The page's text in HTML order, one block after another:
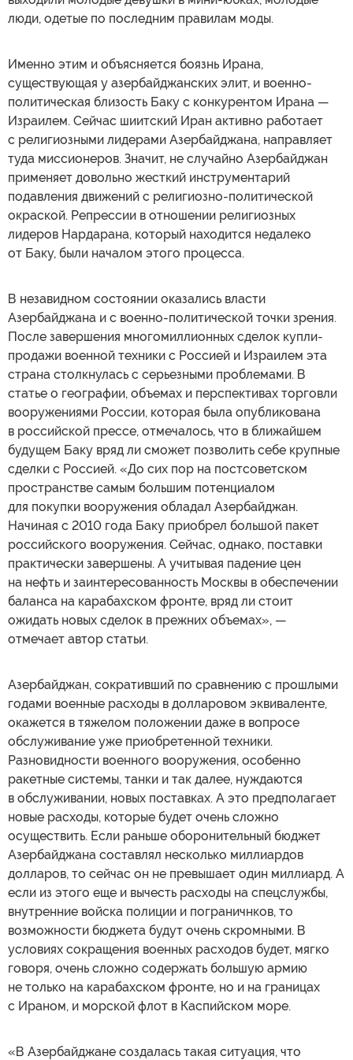
люди, одетые по последним правилам моды.
Именно этим и объясняется боязнь Ирана,
существующая у азербайджанских элит, и военно-
политическая близость Баку с конкурентом Ирана —
Израилем. Сейчас шиитский Иран активно работает
с религиозными лидерами Азербайджана, направляет
туда миссионеров. Значит, не случайно Азербайджан
применяет довольно жесткий инструментарий
подавления движений с религиозно-политической
окраской. Репрессии в отношении религиозных
лидеров Нардарана, который находится недалеко
от Баку, были началом этого процесса.
В незавидном состоянии оказались власти
Азербайджана и с военно-политической точки зрения.
После завершения многомиллионных сделок купли-
продажи военной техники с Россией и Израилем эта
страна столкнулась с серьезными проблемами. В
статье о географии, объемах и перспективах торговли
вооружениями России, которая была опубликована
в российской прессе, отмечалось, что в ближайшем
будущем Баку вряд ли сможет позволить себе крупные
сделки с Россией. «До сих пор на постсоветском
пространстве самым большим потенциалом
для покупки вооружения обладал Азербайджан.
Начиная с 2010 года Баку приобрел большой пакет
российского вооружения. Сейчас, однако, поставки
практически завершены. А учитывая падение цен
на нефть и заинтересованность Москвы в обеспечении
баланса на карабахском фронте, вряд ли стоит
ожидать новых сделок в прежних объемах», —
отмечает автор статьи.
Азербайджан, сокративший по сравнению с прошлыми
годами военные расходы в долларовом эквиваленте,
окажется в тяжелом положении даже в вопросе
обслуживание уже приобретенной техники.
Разновидности военного вооружения, особенно
ракетные системы, танки и так далее, нуждаются
в обслуживании, новых поставках. А это предполагает
новые расходы, которые будет очень сложно
осуществить. Если раньше оборонительный бюджет
Азербайджана составлял несколько миллиардов
долларов, то сейчас он не превышает один миллиард. А
если из этого еще и вычесть расходы на спецслужбы,
внутренние войска полиции и пограничнков, то
возможности бюджета будут очень скромными. В
условиях сокращения военных расходов будет, мягко
говоря, очень сложно содержать большую армию
не только на карабахском фронте, но и на границах
с Ираном, и морской флот в Каспийском море.
«В Азербайджане создалась такая ситуация, что